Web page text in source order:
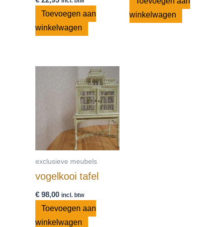
Toevoegen aan
winkelwagen
winkelwagen
exclusieve meubels
vogelkooi tafel
€ 98,00 incl. btw
Toevoegen aan
winkelwagen